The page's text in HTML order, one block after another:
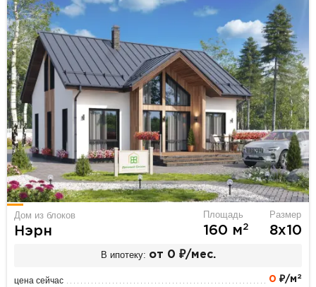
Дом из блоков
Нэрн
Площадь
160 м2
Размер
8х10
В ипотеку: от 0 ₽/мес.
цена сейчас 0 ₽/м 2